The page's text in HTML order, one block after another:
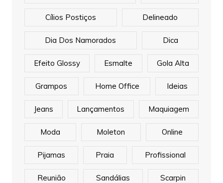
Cílios Postiços Delineado
Dia Dos Namorados Dica
Efeito Glossy Esmalte Gola Alta
Grampos Home Office Ideias
Jeans Lançamentos Maquiagem
Moda Moleton Online
Pijamas Praia Profissional
Reunião Sandálias Scarpin